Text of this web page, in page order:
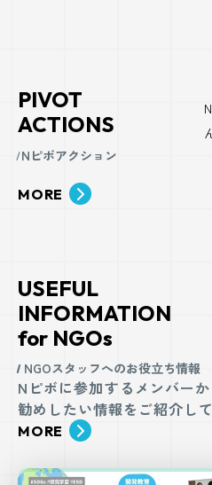
PIVOT
ACTIONS
Nピボアクション
MORE
USEFUL
INFORMATION
for NGOs
NGOスタッフへのお役立ち情報
Nピボに参加するメンバー
勧めしたい情報をご紹介して
MORE